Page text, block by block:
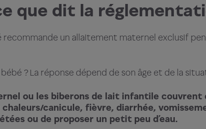
que dit la
recommande un allaitement maternel exclusif
? La réponse dépend de son âge et de la
ou les biberons de lait infantile
canicule, fièvre, diarrhée,
ou de proposer un petit peu d’eau.